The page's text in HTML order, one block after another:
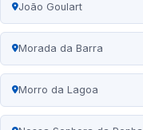
João Goulart
Morada da Barra
Morro da Lagoa